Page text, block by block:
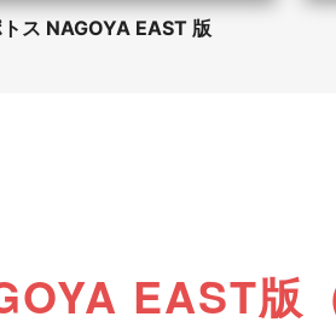
ス NAGOYA EAST 版
EAST版